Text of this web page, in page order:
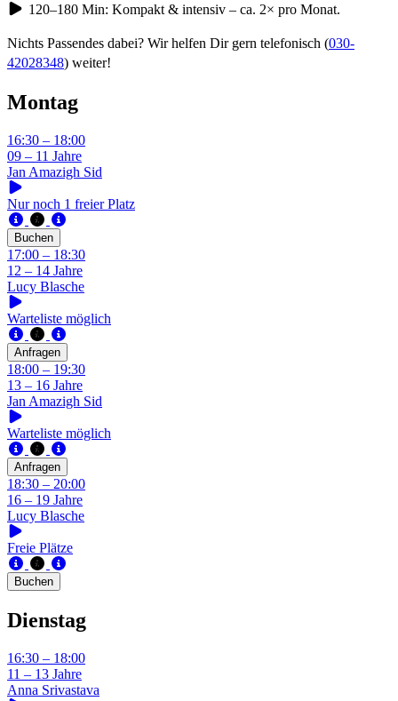
120–180 Min: Kompakt & intensiv – ca. 2× pro Monat.
Nichts Passendes dabei? Wir helfen Dir gern telefonisch (030-
42028348) weiter!
Montag
16:30 – 18:00
09 – 11 Jahre
Jan Amazigh Sid
Nur noch 1 freier Platz
Buchen
17:00 – 18:30
12 – 14 Jahre
Lucy Blasche
Warteliste möglich
Anfragen
18:00 – 19:30
13 – 16 Jahre
Jan Amazigh Sid
Warteliste möglich
Anfragen
18:30 – 20:00
16 – 19 Jahre
Lucy Blasche
Freie Plätze
Buchen
Dienstag
16:30 – 18:00
11 – 13 Jahre
Anna Srivastava